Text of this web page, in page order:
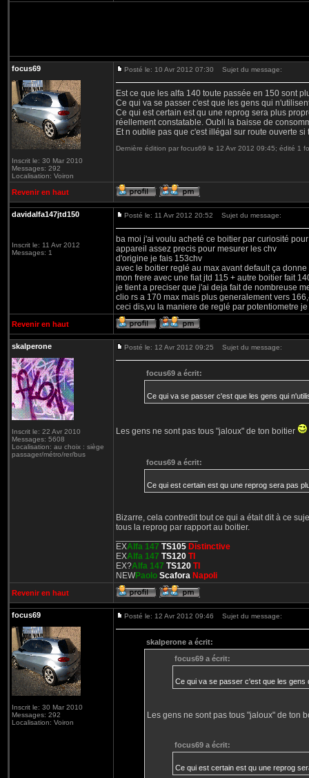
focus69
Inscrit le: 30 Mar 2010
Messages: 292
Localisation: Voiron
Posté le: 10 Avr 2012 07:30 Sujet du message:
Est ce que les alfa 140 toute passée en 150 sont
Ce qui va se passer c'est que les gens qui
Ce qui est certain est qu une reprog sera plus
réellement constatable. Oubli la baisse de
Et n oublie pas que c'est illégal sur route ouverte si
Dernière édition par focus69 le 12 Avr 2012 09:45; édité 1
Revenir en haut
davidalfa147jtd150
Inscrit le: 11 Avr 2012
Messages: 1
Posté le: 11 Avr 2012 20:52 Sujet du message:
ba moi j'ai voulu acheté ce boitier par curiosité
appareil assez precis pour mesurer les chv
d'origine je fais 153chv
avec le boitier reglé au max avant default ça donne
mon frere avec une fiat jtd 115 + autre boitier fait
je tient a preciser que j'ai deja fait de nombreuse
clio rs a 170 max mais plus generalement vers
ceci dis,vu la maniere de reglé par potentiometre
Revenir en haut
skalperone
Inscrit le: 22 Avr 2010
Messages: 5608
Localisation: au choix : siège
passager/métro/rer/bus
Posté le: 12 Avr 2012 09:25 Sujet du message:
focus69 a écrit:
Ce qui va se passer c'est que les gens qui
Les gens ne sont pas tous "jaloux" de ton boitier
focus69 a écrit:
Ce qui est certain est qu une reprog sera pas
Bizarre, cela contredit tout ce qui a était dit à ce
tous la reprog par rapport au boitier.
EXAlfa 147 TS105 Distinctive
EXAlfa 147 TS120 TI
EX?Alfa 147 TS120 TI
NEWPaolo Scafora Napoli
Revenir en haut
focus69
Inscrit le: 30 Mar 2010
Messages: 292
Localisation: Voiron
Posté le: 12 Avr 2012 09:46 Sujet du message:
skalperone a écrit:
focus69 a écrit:
Ce qui va se passer c'est que les gens
Les gens ne sont pas tous "jaloux" de ton
focus69 a écrit:
Ce qui est certain est qu une reprog